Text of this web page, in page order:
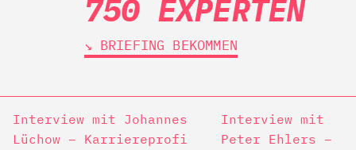
750 EXPERTEN
↘︎ BRIEFING BEKOMMEN
Interview mit Johannes
Lüchow – Karriereprofi
Interview mit
Peter Ehlers –